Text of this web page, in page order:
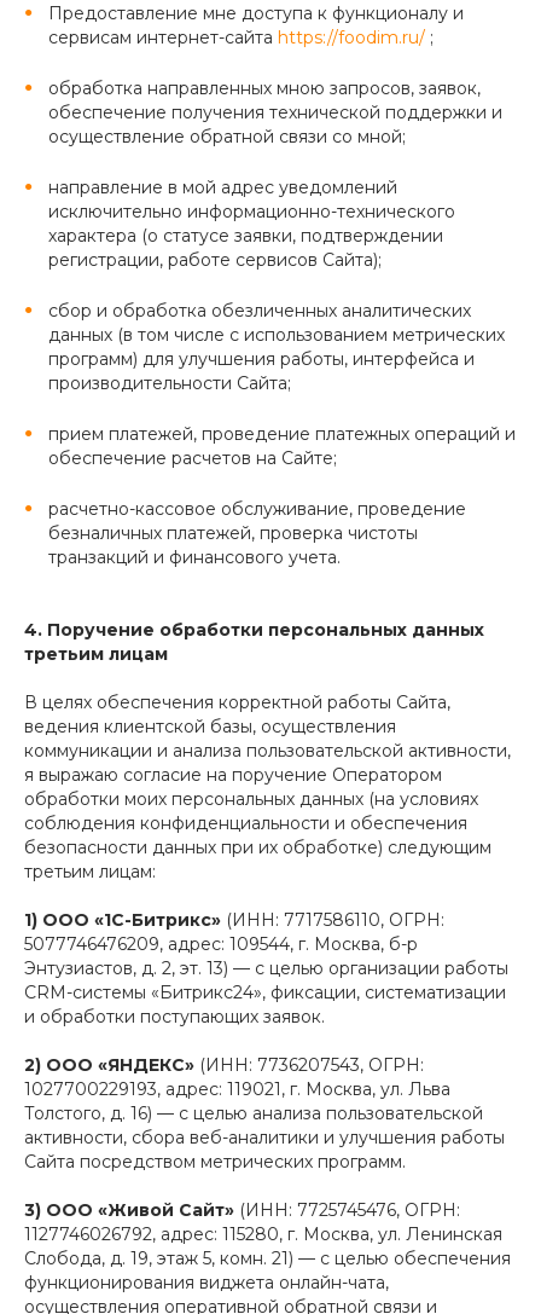
Предоставление мне доступа к функционалу и
сервисам интернет-сайта https://foodim.ru/ ;
обработка направленных мною запросов, заявок,
обеспечение получения технической поддержки и
осуществление обратной связи со мной;
направление в мой адрес уведомлений
исключительно информационно-технического
характера (о статусе заявки, подтверждении
регистрации, работе сервисов Сайта);
сбор и обработка обезличенных аналитических
данных (в том числе с использованием метрических
программ) для улучшения работы, интерфейса и
производительности Сайта;
прием платежей, проведение платежных операций и
обеспечение расчетов на Сайте;
расчетно-кассовое обслуживание, проведение
безналичных платежей, проверка чистоты
транзакций и финансового учета.
4. Поручение обработки персональных данных
третьим лицам
В целях обеспечения корректной работы Сайта,
ведения клиентской базы, осуществления
коммуникации и анализа пользовательской активности,
я выражаю согласие на поручение Оператором
обработки моих персональных данных (на условиях
соблюдения конфиденциальности и обеспечения
безопасности данных при их обработке) следующим
третьим лицам:
1) ООО «1С-Битрикс» (ИНН: 7717586110, ОГРН:
5077746476209, адрес: 109544, г. Москва, б-р
Энтузиастов, д. 2, эт. 13) — с целью организации работы
CRM-системы «Битрикс24», фиксации, систематизации
и обработки поступающих заявок.
2) ООО «ЯНДЕКС» (ИНН: 7736207543, ОГРН:
1027700229193, адрес: 119021, г. Москва, ул. Льва
Толстого, д. 16) — с целью анализа пользовательской
активности, сбора веб-аналитики и улучшения работы
Сайта посредством метрических программ.
3) ООО «Живой Сайт» (ИНН: 7725745476, ОГРН:
1127746026792, адрес: 115280, г. Москва, ул. Ленинская
Слобода, д. 19, этаж 5, комн. 21) — с целью обеспечения
функционирования виджета онлайн-чата,
осуществления оперативной обратной связи и